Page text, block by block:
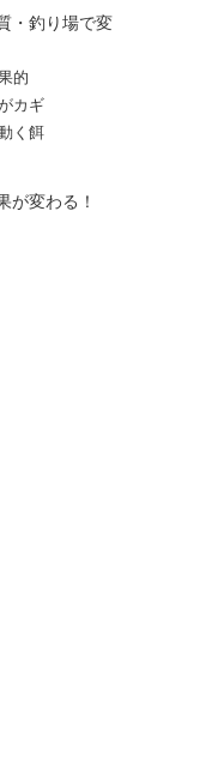
・釣り場で変
的
カギ
く餌
が変わる！